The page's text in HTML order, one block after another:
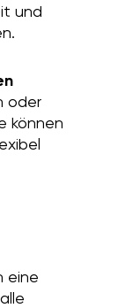
und
oder
können
eine